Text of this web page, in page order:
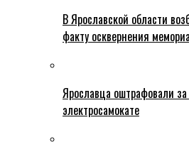
В Ярославской области
факту осквернения
Ярославца оштрафовали
электросамокате